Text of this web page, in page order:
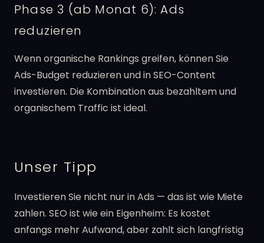
Phase 3 (ab Monat 6): Ads
reduzieren
Wenn organische Rankings greifen, können Sie
Ads-Budget reduzieren und in SEO-Content
investieren. Die Kombination aus bezahltem und
organischem Traffic ist ideal.
Unser Tipp
Investieren Sie nicht nur in Ads — das ist wie Miete
zahlen. SEO ist wie ein Eigenheim: Es kostet
anfangs mehr Aufwand, aber zahlt sich langfristig